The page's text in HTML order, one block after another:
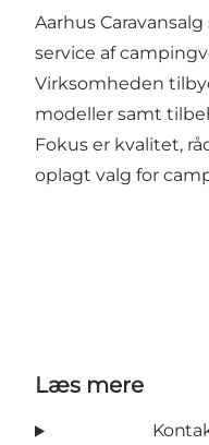
Aarhus
service af
Virksomheden
modeller samt
Fokus er kvalitet,
oplagt valg for
Læs mere